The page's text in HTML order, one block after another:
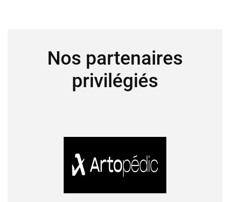
Nos partenaires
privilégiés